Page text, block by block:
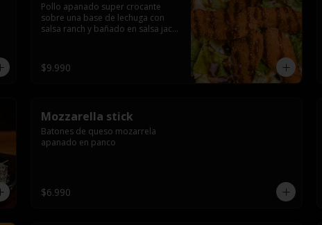
Pollo apanado super crocante
sobre una base de lechuga con
salsa ranch y bañado en salsa jack
$9.990
Mozzarella stick
Batones de queso mozarrela
apanado en panco
$6.990